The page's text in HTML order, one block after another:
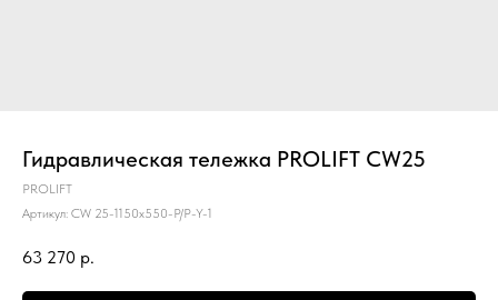
Гидравлическая тележка PROLIFT CW25
PROLIFT
Артикул: CW 25-1150x550-P/P-Y-1
63 270 р.